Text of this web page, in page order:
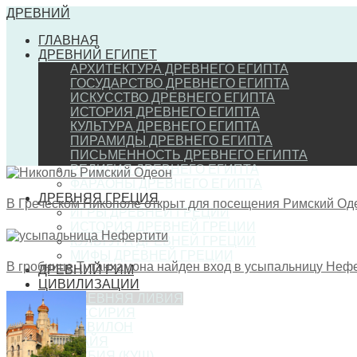
ДРЕВНИЙ
ГЛАВНАЯ
ДРЕВНИЙ ЕГИПЕТ
АРХИТЕКТУРА ДРЕВНЕГО ЕГИПТА
ГОСУДАРСТВО ДРЕВНЕГО ЕГИПТА
ИСКУССТВО ДРЕВНЕГО ЕГИПТА
ИСТОРИЯ ДРЕВНЕГО ЕГИПТА
КУЛЬТУРА ДРЕВНЕГО ЕГИПТА
ПИРАМИДЫ ДРЕВНЕГО ЕГИПТА
ПИСЬМЕННОСТЬ ДРЕВНЕГО ЕГИПТА
РЕЛИГИЯ ДРЕВНЕГО ЕГИПТА
ФАРАОНЫ ДРЕВНЕГО ЕГИПТА
ДРЕВНЯЯ ГРЕЦИЯ
ИГРЫ ДРЕВНЕЙ ГРЕЦИИ
КУЛЬТУРА ДРЕВНЕЙ ГРЕЦИИ
ДРЕВНИЙ РИМ
ЦИВИЛИЗАЦИИ
ВАВИЛОН
МАЙЯ
В Греческом Никополе открыт для посещения Римский
В гробнице Тутанхамона найден вход в усыпальницу